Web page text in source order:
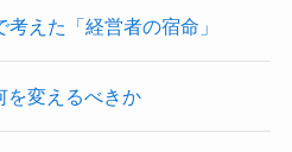
えた「経営者の宿命」
を変えるべきか